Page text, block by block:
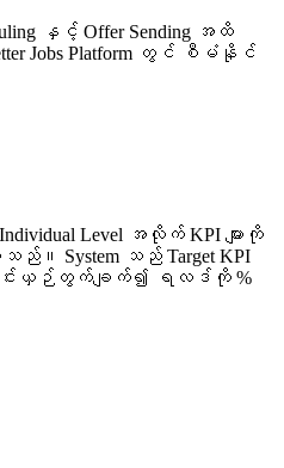
နှင့် Offer Sending အထိ
Jobs Platform တွင် စီမံနိုင်
Level အလိုက် KPI များကို
။ System သည် Target KPI
င်းယှဉ်တွက်ချက်၍ ရလဒ်ကို %